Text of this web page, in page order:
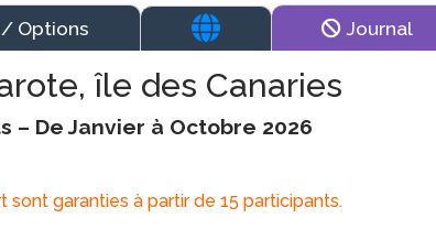
Options Journal
île des Canaries
– De Janvier à Octobre 2026
garanties à partir de 15 participants.